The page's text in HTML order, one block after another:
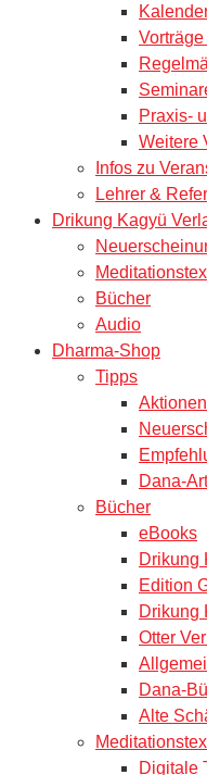
Praxis-
Weitere
Infos zu
Lehrer &
Drikung Kagyü
Bücher
Audio
Dharma-Shop
Tipps
Aktionen
Dana-
Bücher
eBooks
Drikung
Edition
Drikung
Otter
Dana-
Alte
Digitale